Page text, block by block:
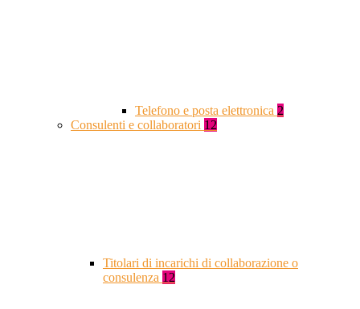
Telefono e posta elettronica 2
Consulenti e collaboratori 12
Titolari di incarichi di collaborazione o
consulenza 12